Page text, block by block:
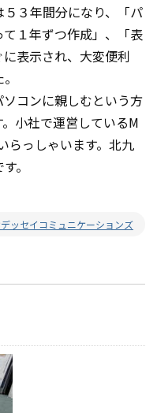
３年間分になり、「パ
１年ずつ作成」、「表
表示され、大変便利
コンに親しむという方
小社で運営しているM
らっしゃいます。北九
。
ッセイコミュニケーションズ